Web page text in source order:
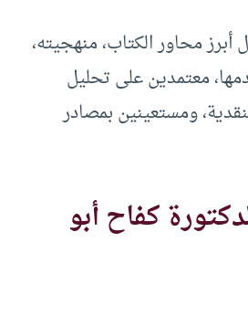
محاور الكتاب، منهجيته،
معتمدين على تحليل
ومستعينين بمصادر
كفاح أبو